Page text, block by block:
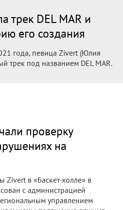
трек DEL MAR и
его создания
года, певица Zivert (Юлия
трек под названием DEL MAR.
проверку
на
Zivert в «Баскет-холле» в
с администрацией
управлением